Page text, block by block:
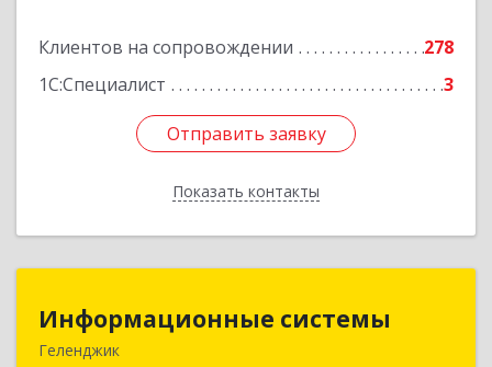
Клиентов на сопровождении
278
1С:Специалист
3
Отправить заявку
Показать контакты
Подробнее
Отправить заявку
Назад
Информационные системы
Геленджик353475, Краснодарский край, Геленджик г,